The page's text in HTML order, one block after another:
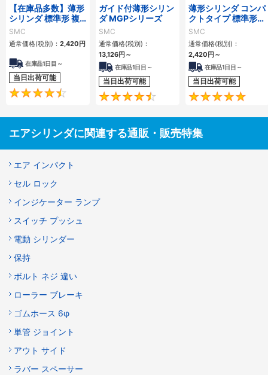
【在庫品多数】薄形
シリンダ 標準形 複
動・片ロッド CQ2
シリーズ
SMC
通常価格(税別)： 2,420 円
在庫品1日目～
当日出荷可能
4.5
ガイド付薄形シリン
ダ MGPシリーズ
SMC
通常価格(税別)：
13,126円 ～
在庫品1日目～
当日出荷可能
4.6
薄形シリンダ コンパ
クトタイプ 標準形
複動 片ロッド CQS
シリーズ
SMC
通常価格(税別)：
2,420 円 ～
在庫品1日目～
当日出荷可能
エアシリンダに関連する通販・販売特集
エア インパクト
セル ロック
インジケーター ランプ
スイッチ プッシュ
電動 シリンダー
保持
ボルト ネジ 違い
ローラー ブレーキ
ゴムホース 6φ
単管 ジョイント
アウト サイド
ラバー スペーサー